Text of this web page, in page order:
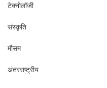
टेक्नोलॉजी
संस्कृति
मौसम
अंतरराष्ट्रीय